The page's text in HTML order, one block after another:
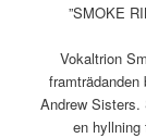
”SMOKE
Vokaltrion
Andrew Sisters.
en hyllning